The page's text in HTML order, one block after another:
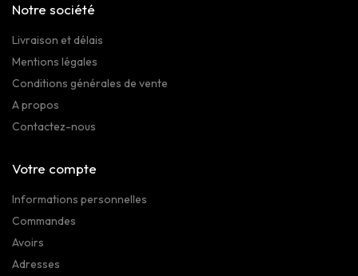
Notre société
Livraison et délais
Mentions légales
Conditions générales de vente
A propos
Contactez-nous
Votre compte
Informations personnelles
Commandes
Avoirs
Adresses